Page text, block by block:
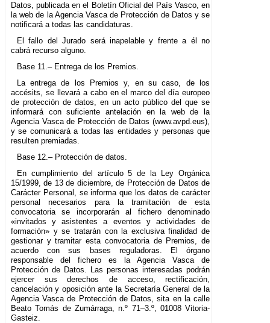
Datos, publicada en el Boletín Oficial del País Vasco, en
la web de la Agencia Vasca de Protección de Datos y se
notificará a todas las candidaturas.
El fallo del Jurado será inapelable y frente a él no
cabrá recurso alguno.
Base 11.– Entrega de los Premios.
La entrega de los Premios y, en su caso, de los
accésits, se llevará a cabo en el marco del día europeo
de protección de datos, en un acto público del que se
informará con suficiente antelación en la web de la
Agencia Vasca de Protección de Datos (www.avpd.eus),
y se comunicará a todas las entidades y personas que
resulten premiadas.
Base 12.– Protección de datos.
En cumplimiento del artículo 5 de la Ley Orgánica
15/1999, de 13 de diciembre, de Protección de Datos de
Carácter Personal, se informa que los datos de carácter
personal necesarios para la tramitación de esta
convocatoria se incorporarán al fichero denominado
«invitados y asistentes a eventos y actividades de
formación» y se tratarán con la exclusiva finalidad de
gestionar y tramitar esta convocatoria de Premios, de
acuerdo con sus bases reguladoras. El órgano
responsable del fichero es la Agencia Vasca de
Protección de Datos. Las personas interesadas podrán
ejercer sus derechos de acceso, rectificación,
cancelación y oposición ante la Secretaría General de la
Agencia Vasca de Protección de Datos, sita en la calle
Beato Tomás de Zumárraga, n.º 71–3.º, 01008 Vitoria-
Gasteiz.